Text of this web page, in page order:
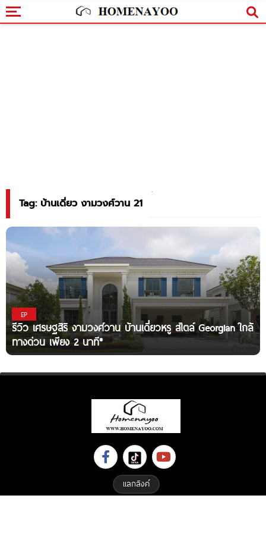
Tag: บ้านเดี่ยว งามวงศ์วาน 21
EP
รีวิว เศรษฐสิริ งามวงศ์วาน บ้านเดี่ยวหรู สไตล์ Georgian ใกล้
ทางด่วน เพียง 2 นาที*
แลกลิงค์